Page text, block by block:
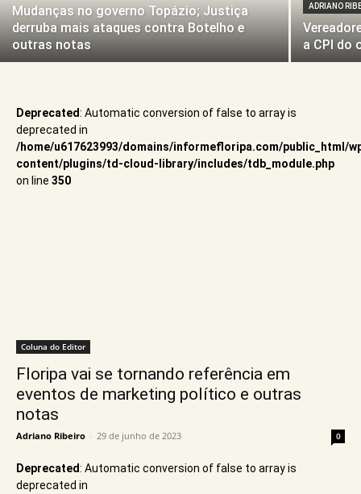
Mudanças no governo Topázio; Justiça
derruba mais ataques contra Botelho e
outras notas
ADRIANO
a CPI do
Coluna do Editor
Deprecated: Automatic conversion of false to array is
deprecated in
/home/u617623993/domains/informefloripa.com/public_html/
content/plugins/td-cloud-library/includes/tdb_module.php
on line 350
Floripa vai se tornando referência em
eventos de marketing político e outras
notas
Adriano Ribeiro - 29 de junho de 2023 0
Deprecated: Automatic conversion of false to array is
deprecated in